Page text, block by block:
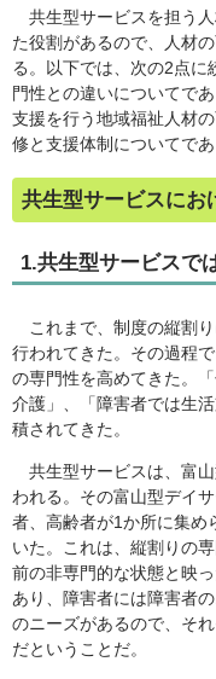
共生型サービスを担う
た役割があるので、人材
る。以下では、次の2点に
門性との違いについてで
支援を行う地域福祉人材
修と支援体制についてであ
共生型サービスにお
1.共生型サービスで
これまで、制度の縦割
行われてきた。その過程
の専門性を高めてきた。
介護」、「障害者では生
積されてきた。
共生型サービスは、富
われる。その富山型デイ
者、高齢者が1か所に集め
いた。これは、縦割りの
前の非専門的な状態と映
あり、障害者には障害者
のニーズがあるので、そ
だということだ。